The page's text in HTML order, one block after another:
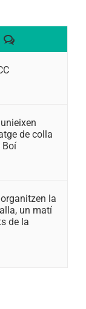
Comentaris
de colla
Boí
la
un matí
de la